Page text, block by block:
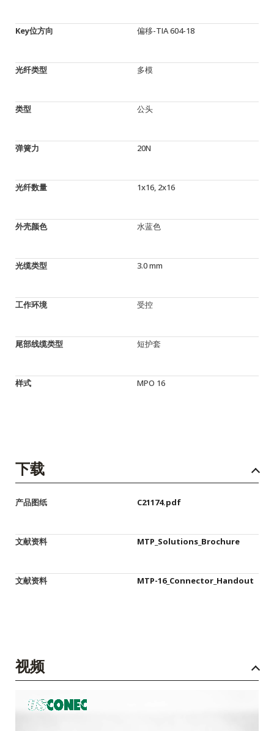
Key位方向 偏移-TIA 604-18
光纤类型 多模
类型 公头
弹簧力 20N
光纤数量 1x16, 2x16
外壳颜色 水蓝色
光缆类型 3.0 mm
工作环境 受控
尾部线缆类型 短护套
样式 MPO 16
下载
产品图纸 C21174.pdf
文献资料 MTP_Solutions_Brochure
文献资料 MTP-16_Connector_Handout
视频